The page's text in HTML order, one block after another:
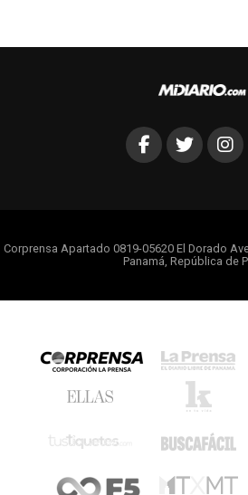
Corprensa Apartado 0819-05620 El Dorado
Panamá, República de